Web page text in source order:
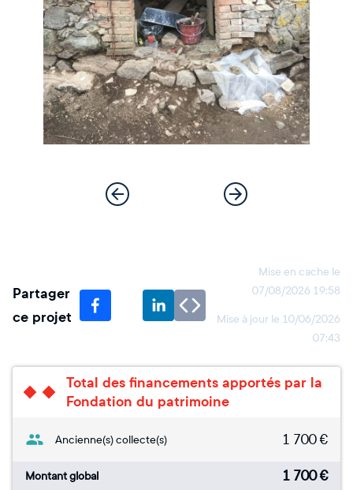
Partager
ce projet
Mise en cache le
07/08/2026 19:58
Mise à jour le 10/06/2026
07:43
Total des financements apportés par la
Fondation du patrimoine
Ancienne(s) collecte(s) 1 700€
Montant global 1 700€